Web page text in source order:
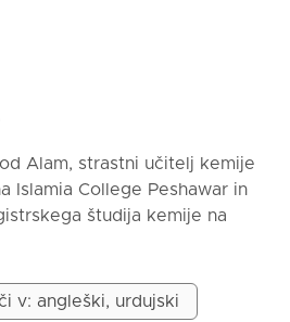
Alam, strastni učitelj kemije
Islamia College Peshawar in
študija kemije na
v Islamabadu, eni vodilnih
globokim zanimanjem za
v: angleški, urdujski